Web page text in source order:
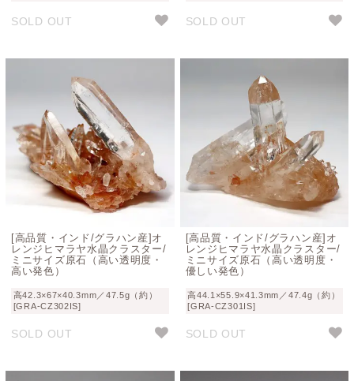
SOLD OUT SOLD OUT
[高品質・インド/グラハン産]オ
レンジヒマラヤ水晶クラスター/
ミニサイズ原石（高い透明度・
高い発色）
高42.3×67×40.3mm／47.5g（約）
[GRA-CZ302IS]
SOLD OUT
[高品質・インド/グラハン産]オ
レンジヒマラヤ水晶クラスター/
ミニサイズ原石（高い透明度・
優しい発色）
高44.1×55.9×41.3mm／47.4g（約）
[GRA-CZ301IS]
SOLD OUT